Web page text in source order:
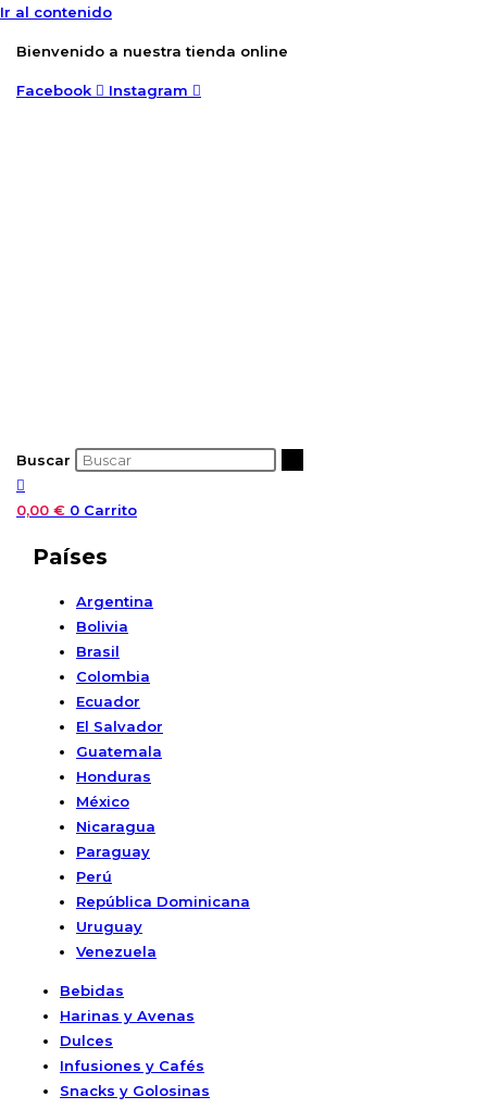
Ir al contenido
Bienvenido a nuestra tienda online
Facebook Instagram
Buscar
0,00 € 0 Carrito
Países
Argentina
Bolivia
Brasil
Colombia
Ecuador
El Salvador
Guatemala
Honduras
México
Nicaragua
Paraguay
Perú
República Dominicana
Uruguay
Venezuela
Bebidas
Harinas y Avenas
Dulces
Infusiones y Cafés
Snacks y Golosinas